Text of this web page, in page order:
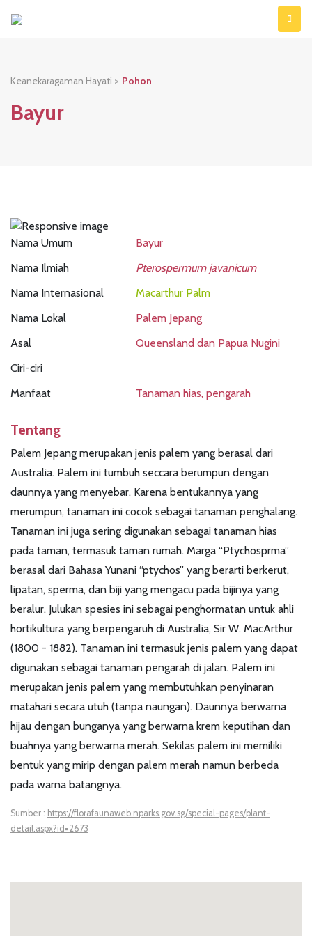
Keanekaragaman Hayati > Pohon
Bayur
Nama Umum
Bayur
Nama Ilmiah
Pterospermum javanicum
Nama Internasional
Macarthur Palm
Nama Lokal
Palem Jepang
Asal
Queensland dan Papua Nugini
Ciri-ciri
Manfaat
Tanaman hias, pengarah
Tentang
Palem Jepang merupakan jenis palem yang berasal dari
Australia. Palem ini tumbuh seccara berumpun dengan
daunnya yang menyebar. Karena bentukannya yang
merumpun, tanaman ini cocok sebagai tanaman penghalang.
Tanaman ini juga sering digunakan sebagai tanaman hias
pada taman, termasuk taman rumah. Marga “Ptychosprma”
berasal dari Bahasa Yunani “ptychos” yang berarti berkerut,
lipatan, sperma, dan biji yang mengacu pada bijinya yang
beralur. Julukan spesies ini sebagai penghormatan untuk ahli
hortikultura yang berpengaruh di Australia, Sir W. MacArthur
(1800 - 1882). Tanaman ini termasuk jenis palem yang dapat
digunakan sebagai tanaman pengarah di jalan. Palem ini
merupakan jenis palem yang membutuhkan penyinaran
matahari secara utuh (tanpa naungan). Daunnya berwarna
hijau dengan bunganya yang berwarna krem keputihan dan
buahnya yang berwarna merah. Sekilas palem ini memiliki
bentuk yang mirip dengan palem merah namun berbeda
pada warna batangnya.
Sumber : https://florafaunaweb.nparks.gov.sg/special-pages/plant-
detail.aspx?id=2673